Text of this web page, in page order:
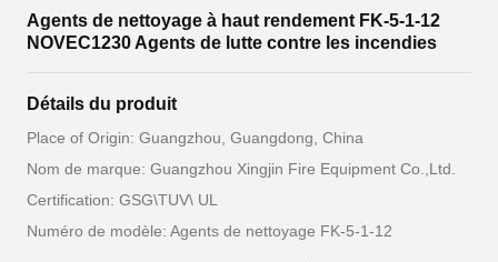
Agents de nettoyage à haut rendement FK-5-1-12
NOVEC1230 Agents de lutte contre les incendies
Détails du produit
Place of Origin: Guangzhou, Guangdong, China
Nom de marque: Guangzhou Xingjin Fire Equipment Co.,Ltd.
Certification: GSG\TUV\ UL
Numéro de modèle: Agents de nettoyage FK-5-1-12